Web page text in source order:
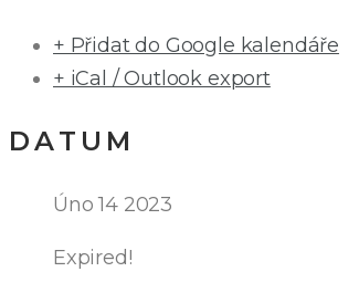
+ Přidat do Google kalendáře
+ iCal / Outlook export
DATUM
Úno 14 2023
Expired!